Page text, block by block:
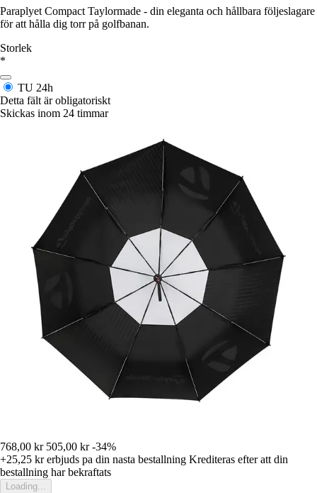
Paraplyet Compact Taylormade - din eleganta och hållbara följeslagare
för att hålla dig torr på golfbanan.
Storlek
*
TU 24h
Detta fält är obligatoriskt
Skickas inom 24 timmar
768,00 kr 505,00 kr -34%
+25,25 krerbjuds pa din nasta bestallning Krediteras efter att din
bestallning har bekraftats
Loading...